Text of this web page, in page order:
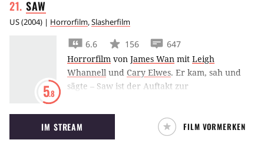
SAW
US(2004) | Horrorfilm,Slasherfilm
5.8
6.6 156
647
Horrorfilm von James Wan mit Leigh
Whannell und Cary Elwes. Er kam, sah und
sägte – Saw ist der Auftakt zur
Jigsaw Mörder und inspirierte das Genre des
Torture Porn.
IM STREAM FILM VORMERKEN